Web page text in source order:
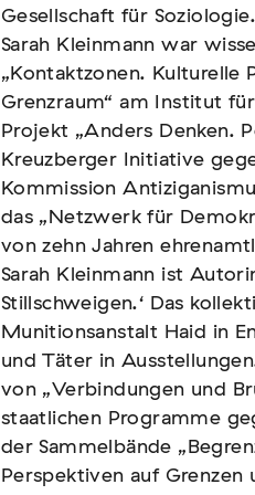
Gesellschaft für Soziologie.
Sarah Kleinmann war
„Kontaktzonen. Kulturelle
Grenzraum“ am Institut
Projekt „Anders Denken.
Kreuzberger Initiative
Kommission
das „Netzwerk für
von zehn Jahren
Sarah Kleinmann ist
Stillschweigen.‘ Das
Munitionsanstalt Haid in
und Täter in
von „Verbindungen und
staatlichen Programme
der Sammelbände
Perspektiven auf Grenzen
Gesellschaft für Soziologie.
Sarah Kleinmann war
„Kontaktzonen. Kulturelle
Grenzraum“ am Institut
Projekt „Anders Denken.
Kreuzberger Initiative
Kommission
das „Netzwerk für
von zehn Jahren
Sarah Kleinmann ist
Stillschweigen.‘ Das
Munitionsanstalt Haid in
und Täter in
von „Verbindungen und
staatlichen Programme
der Sammelbände
Perspektiven auf Grenzen